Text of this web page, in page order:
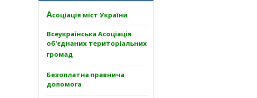
Асоціація міст України
Всеукраїнська Асоціація
об'єднаних територіальних
громад
Безоплатна правнича
допомога